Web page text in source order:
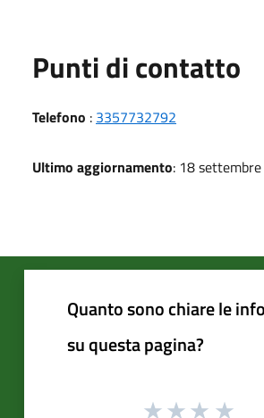
Punti di contatto
Telefono : 3357732792
Ultimo aggiornamento: 18
Quanto sono chiare le
su questa pagina?